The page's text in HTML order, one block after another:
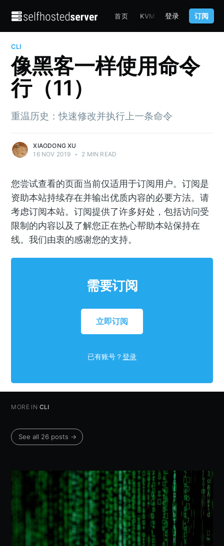
首页 KVM TERRAFORM
登录 订阅
CLI
像黑客一样使用命令
行（11）
重温历史：快速修改并执行上一条命令
XIAODONG XU
16 NOV 2019 • 2 MIN READ
您尝试查看的页面当前仅适用于订阅用户。订阅是
资助本站持续存在并输出优质内容的必要方法。请
考虑订阅本站。订阅提供了许多好处，包括访问受
限制的内容以及了解您正在热心帮助本站保持在
线。我们由衷的感谢您的支持。
需要订阅
立即订阅
已有账号？登录
MORE IN CLI
See all 26 posts →